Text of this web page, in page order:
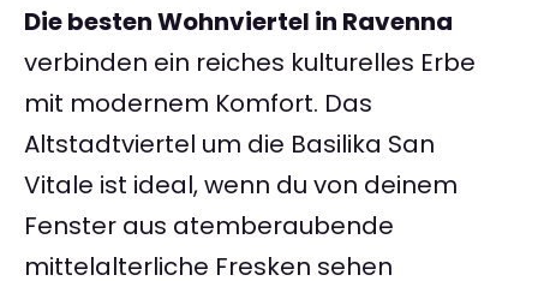
Die besten Wohnviertel in Ravenna
verbinden ein reiches kulturelles Erbe
mit modernem Komfort. Das
Altstadtviertel um die Basilika San
Vitale ist ideal, wenn du von deinem
Fenster aus atemberaubende
mittelalterliche Fresken sehen